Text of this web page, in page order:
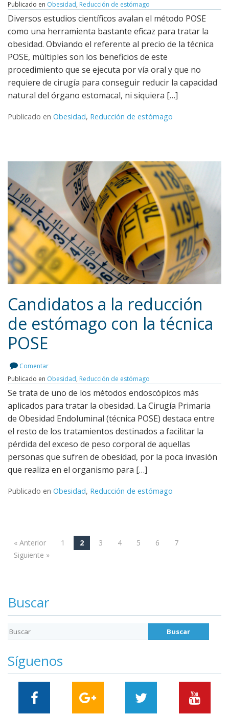
Leer más
Publicado en Obesidad, Reducción de estómago
Diversos estudios científicos avalan el método POSE
como una herramienta bastante eficaz para tratar la
obesidad. Obviando el referente al precio de la técnica
POSE, múltiples son los beneficios de este
procedimiento que se ejecuta por vía oral y que no
requiere de cirugía para conseguir reducir la capacidad
natural del órgano estomacal, ni siquiera […]
Publicado en Obesidad, Reducción de estómago
Candidatos a la reducción
de estómago con la técnica
POSE
Comentar
Publicado en Obesidad, Reducción de estómago
Se trata de uno de los métodos endoscópicos más
aplicados para tratar la obesidad. La Cirugía Primaria
de Obesidad Endoluminal (técnica POSE) destaca entre
el resto de los tratamientos destinados a facilitar la
pérdida del exceso de peso corporal de aquellas
personas que sufren de obesidad, por la poca invasión
que realiza en el organismo para […]
Publicado en Obesidad, Reducción de estómago
Navegación
« Anterior 1 2 3 4 5 6
7
Siguiente »
Buscar
Síguenos